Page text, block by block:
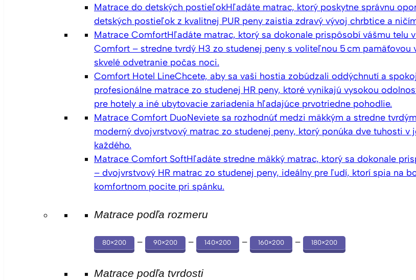
Matrace do detských postieľokHľadáte matrac, ktorý poskytne správnu
detských postieľok z kvalitnej PUR peny zaistia zdravý vývoj chrbtice a
Matrace ComfortHľadáte matrac, ktorý sa dokonale prispôsobí vášmu telu
Comfort – stredne tvrdý H3 zo studenej peny s voliteľnou 5 cm pamäťovou
skvelé odvetranie počas noci.
Comfort Hotel LineChcete, aby sa vaši hostia zobúdzali oddýchnutí a
profesionálne matrace zo studenej HR peny, ktoré vynikajú vysokou
pre hotely a iné ubytovacie zariadenia hľadajúce prvotriedne pohodlie.
Matrace Comfort DuoNeviete sa rozhodnúť medzi mäkkým a stredne
moderný dvojvrstvový matrac zo studenej peny, ktorý ponúka dve tuhosti
každého.
Matrace Comfort SoftHľadáte stredne mäkký matrac, ktorý sa dokonale
– dvojvrstvový HR matrac zo studenej peny, ideálny pre ľudí, ktorí spia na
komfortnom pocite pri spánku.
Matrace podľa rozmeru
80×200 – 90×200 – 140×200 – 160×200 – 180×200
Matrace podľa tvrdosti